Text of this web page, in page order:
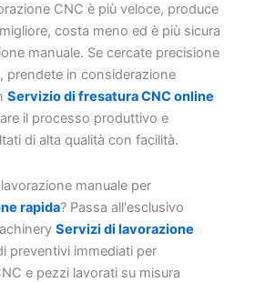
CNC è più veloce, produce
costa meno ed è più sicura
manuale. Se cercate precisione
prendete in considerazione
Servizio di fresatura CNC online
il processo produttivo e
di alta qualità con facilità.
manuale per
rapida? Passa all'esclusivo
Servizi di lavorazione
preventivi immediati per
e pezzi lavorati su misura